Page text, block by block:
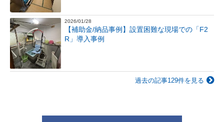
2026/01/28
【補助金/納品事例】設置困難な現場での「F2
R」導入事例
過去の記事129件を見る